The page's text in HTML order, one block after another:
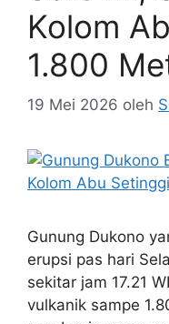
Kolom
1.800
19 Mei 2026 oleh
Gunung Dukono
erupsi pas hari
sekitar jam 17.21
vulkanik sampe